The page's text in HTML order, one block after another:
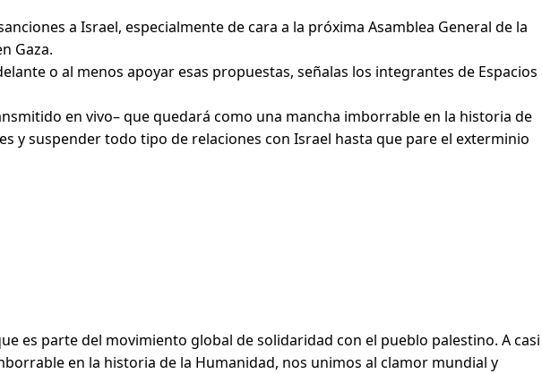
a Israel, especialmente de cara a la próxima Asamblea General de la
Gaza.
o al menos apoyar esas propuestas, señalas los integrantes de Espacios
en vivo– que quedará como una mancha imborrable en la historia de
y suspender todo tipo de relaciones con Israel hasta que pare el exterminio
es parte del movimiento global de solidaridad con el pueblo palestino. A casi
en la historia de la Humanidad, nos unimos al clamor mundial y